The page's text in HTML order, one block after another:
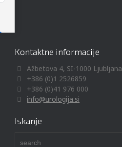
Kontaktne informacije
Ažbetova 4, SI-1000 Ljubljana
+386 (0)1 2526859
+386 (0)41 976 000
info@urologija.si
Iskanje